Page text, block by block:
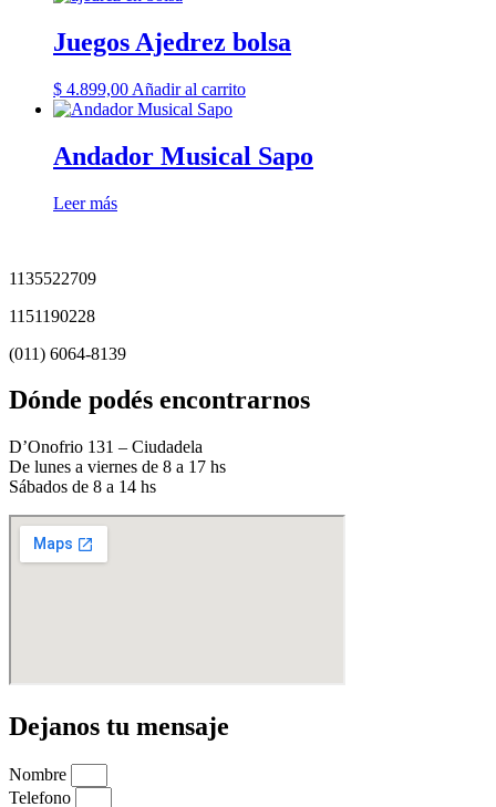
Juegos Ajedrez bolsa
$ 4.899,00 Añadir al carrito
Andador Musical Sapo
Leer más
1135522709
1151190228
(011) 6064-8139
Dónde podés encontrarnos
D’Onofrio 131 – Ciudadela
De lunes a viernes de 8 a 17 hs
Sábados de 8 a 14 hs
Dejanos tu mensaje
Nombre
Telefono